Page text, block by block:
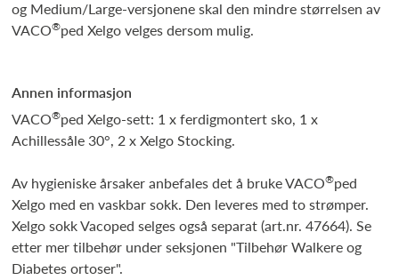
og Medium/Large-versjonene skal den mindre størrelsen av
VACO®ped Xelgo velges dersom mulig.
Annen informasjon
VACO®ped Xelgo-sett: 1 x ferdigmontert sko, 1 x
Achillessåle 30°, 2 x Xelgo Stocking.
Av hygieniske årsaker anbefales det å bruke VACO®ped
Xelgo med en vaskbar sokk. Den leveres med to strømper.
Xelgo sokk Vacoped selges også separat (art.nr. 47664). Se
etter mer tilbehør under seksjonen "Tilbehør Walkere og
Diabetes ortoser".